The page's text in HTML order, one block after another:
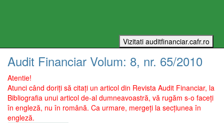
Audit Financiar Volum: 8, nr. 65/2010
Atentie!
Atunci când doriți să citați un articol din Revista Audit Financiar, la
Bibliografia unui articol de-al dumneavoastră, vă rugăm s-o faceți
în engleză, nu în română. Ca urmare, mergeți la secțiunea în
engleză.